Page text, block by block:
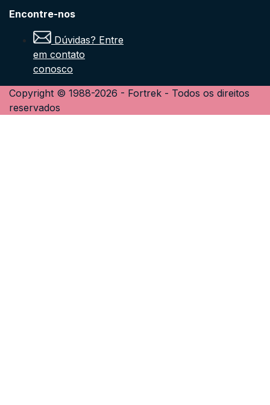
Encontre-nos
Dúvidas? Entre
em contato
conosco
Copyright © 1988-2026 - Fortrek - Todos os direitos
reservados